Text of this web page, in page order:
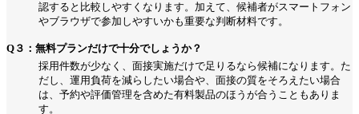
認すると比較しやすくなります。加えて、候補者がスマートフォン
やブラウザで参加しやすいかも重要な判断材料です。
Q３：無料プランだけで十分でしょうか？
採用件数が少なく、面接実施だけで足りるなら候補になります。た
だし、運用負荷を減らしたい場合や、面接の質をそろえたい場合
は、予約や評価管理を含めた有料製品のほうが合うこともありま
す。